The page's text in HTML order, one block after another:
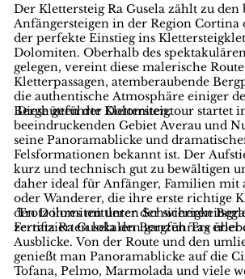
Der Klettersteig Ra Gusela zählt zu den
Anfängersteigen in der Region Cortina
der perfekte Einstieg ins
Dolomiten. Oberhalb des
gelegen, vereint diese malerische
Kletterpassagen, atemberaubende
die authentische Atmosphäre einiger
Berghütten der Dolomiten.
Diese geführte Klettersteigtour startet
beeindruckenden Gebiet Averau und
seine Panoramablicke und
Felsformationen bekannt ist. Der
kurz und technisch gut zu bewältigen
daher ideal für Anfänger, Familien
oder Wanderer, die ihre erste richtige
den Dolomiten unter der sicheren
zertifizierten lokalen Bergführers
Trotz ihres mittleren
Ferrata Ra Gusela den ganzen Tag
Ausblicke. Von der Route und den
genießt man Panoramablicke auf die
Tofana, Pelmo, Marmolada und viele